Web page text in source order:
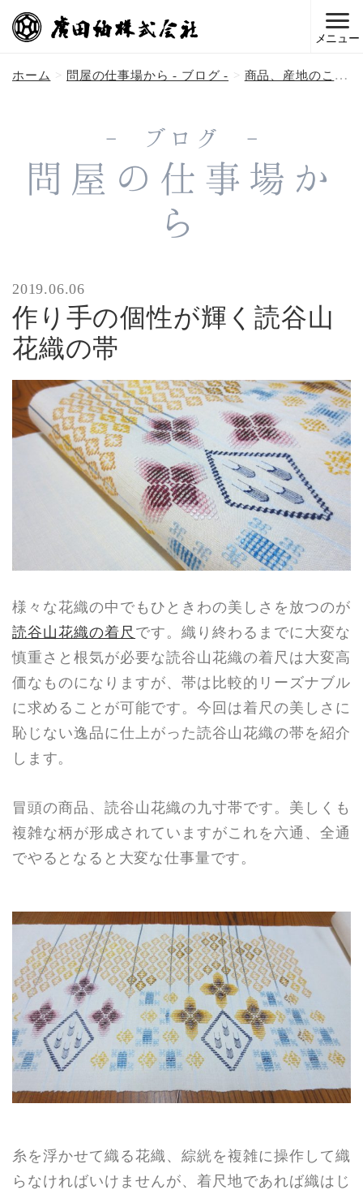
メニュー
ホーム 問屋の仕事場から - ブログ - 商品、産地のこと
- ブログ -
問屋の仕事場か
ら
2019.06.06
作り手の個性が輝く読谷山
花織の帯
様々な花織の中でもひときわの美しさを放つのが
読谷山花織の着尺 です。織り終わるまでに大変な
慎重さと根気が必要な読谷山花織の着尺は大変高
価なものになりますが、帯は比較的リーズナブル
に求めることが可能です。今回は着尺の美しさに
恥じない逸品に仕上がった読谷山花織の帯を紹介
します。
冒頭の商品、読谷山花織の九寸帯です。美しくも
複雑な柄が形成されていますがこれを六通、全通
でやるとなると大変な仕事量です。
糸を浮かせて織る花織、綜絖を複雑に操作して織
らなければいけませんが、着尺地であれば織はじ